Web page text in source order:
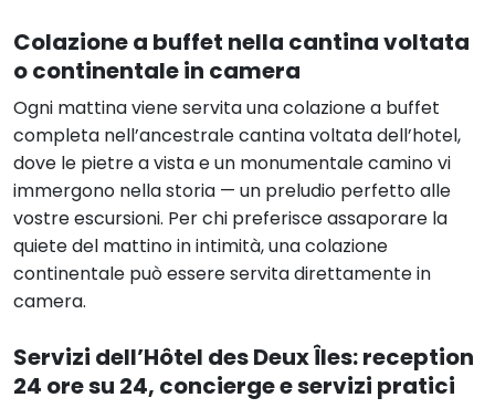
Colazione a buffet nella cantina voltata
o continentale in camera
Ogni mattina viene servita una colazione a buffet
completa nell’ancestrale cantina voltata dell’hotel,
dove le pietre a vista e un monumentale camino vi
immergono nella storia — un preludio perfetto alle
vostre escursioni. Per chi preferisce assaporare la
quiete del mattino in intimità, una colazione
continentale può essere servita direttamente in
camera.
Servizi dell’Hôtel des Deux Îles: reception
24 ore su 24, concierge e servizi pratici